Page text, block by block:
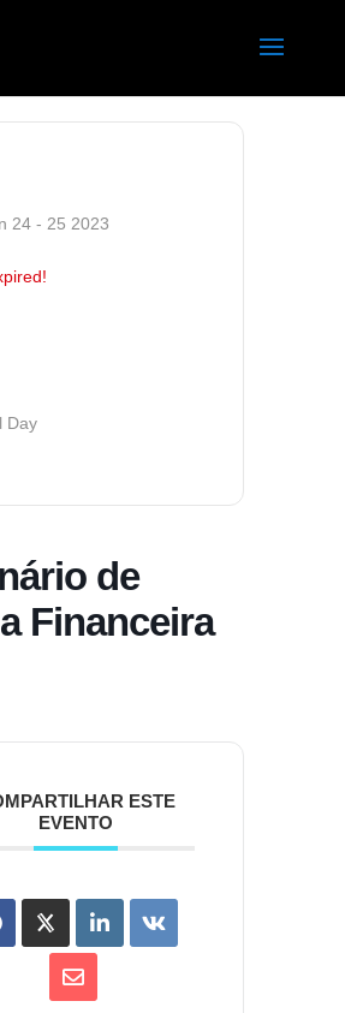
24 - 25 2023
Day
de
Financeira
ESTE
EVENTO